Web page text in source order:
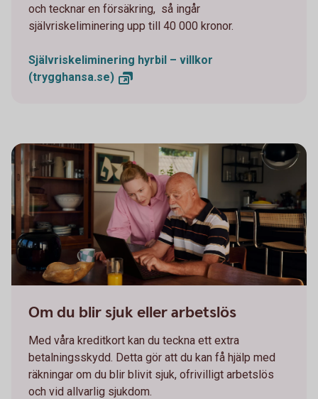
och tecknar en försäkring, så ingår
självriskeliminering upp till 40 000 kronor.
Självriskeliminering hyrbil – villkor
(trygghansa.se)
Om du blir sjuk eller arbetslös
Med våra kreditkort kan du teckna ett extra
betalningsskydd. Detta gör att du kan få hjälp med
räkningar om du blir blivit sjuk, ofrivilligt arbetslös
och vid allvarlig sjukdom.